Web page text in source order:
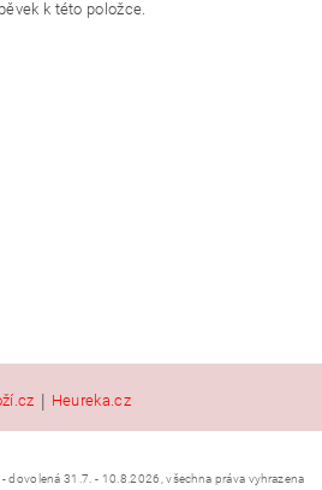
k této položce.
| Heureka.cz
dovolená 31.7. - 10.8.2026, všechna práva vyhrazena